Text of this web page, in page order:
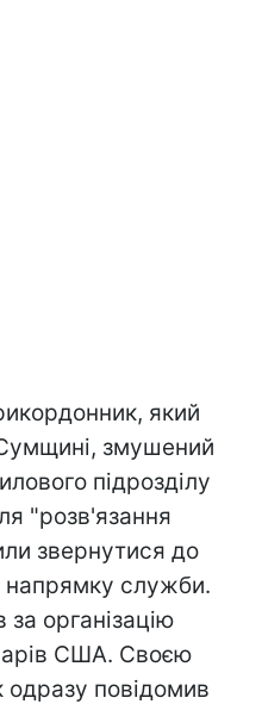
який
змушений
підрозділу
"розв'язання
звернутися до
напрямку служби.
організацію
США. Своєю
повідомив